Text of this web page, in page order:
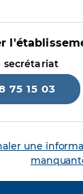
secrétariat
75 15 03
une